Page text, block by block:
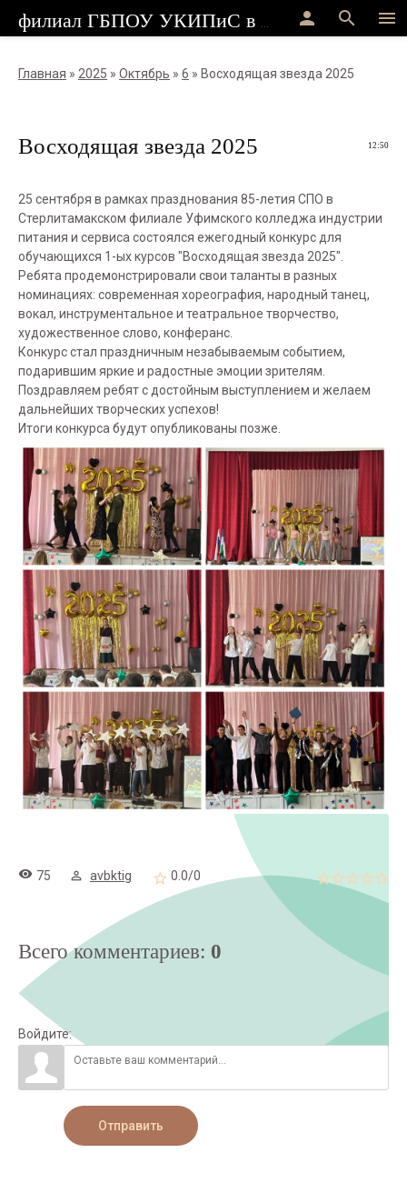
menu
search
person
Главная » 2025 » Октябрь » 6 » Восходящая звезда 2025
12:50
Восходящая звезда 2025
25 сентября в рамках празднования 85-летия СПО в
Стерлитамакском филиале Уфимского колледжа индустрии
питания и сервиса состоялся ежегодный конкурс для
обучающихся 1-ых курсов "Восходящая звезда 2025".
Ребята продемонстрировали свои таланты в разных
номинациях: современная хореография, народный танец,
вокал, инструментальное и театральное творчество,
художественное слово, конферанс.
Конкурс стал праздничным незабываемым событием,
подарившим яркие и радостные эмоции зрителям.
Поздравляем ребят с достойным выступлением и желаем
дальнейших творческих успехов!
Итоги конкурса будут опубликованы позже.
75 avbktig 0.0/0
Всего комментариев: 0
Войдите:
Отправить